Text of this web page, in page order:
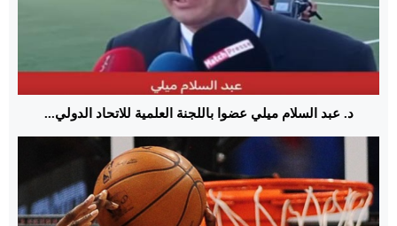
د. عبد السلام ميلي عضوا باللجنة العلمية للاتحاد الدولي...